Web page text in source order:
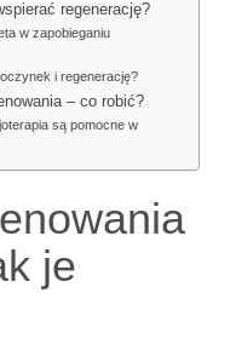
regenerację?
w zapobieganiu
i regenerację?
– co robić?
są pomocne w
je